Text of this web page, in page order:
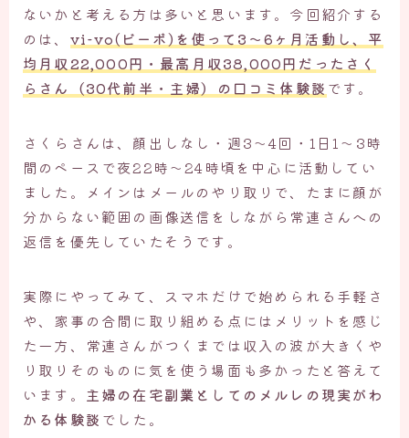
ないかと考える方は多いと思います。今回紹介する
のは、 vi-vo(ビーボ)を使って3〜6ヶ月活動し、平
均月収22,000円・最高月収38,000円だった さく
らさん（30代前半・主婦）の口コミ体験談 です。
さくらさんは、顔出しなし・週3〜4回・1日1〜3時
間のペースで夜22時〜24時頃を中心に活動してい
ました。メインはメールのやり取りで、たまに顔が
分からない範囲の画像送信をしながら常連さんへの
返信を優先していたそうです。
実際にやってみて、スマホだけで始められる手軽さ
や、家事の合間に取り組める点にはメリットを感じ
た一方、常連さんがつくまでは収入の波が大きくや
り取りそのものに気を使う場面も多かったと答えて
います。 主婦の在宅副業としてのメルレの現実がわ
かる体験談 でした。